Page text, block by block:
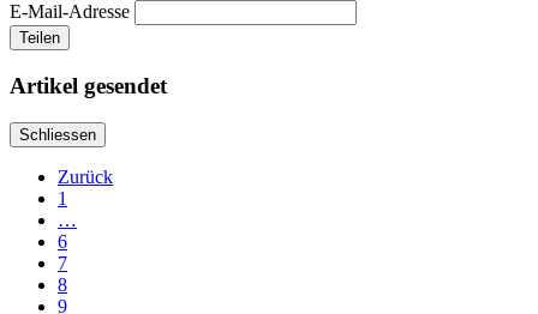
E-Mail-Adresse
Teilen
Artikel gesendet
Schliessen
Zurück
1
…
6
7
8
9